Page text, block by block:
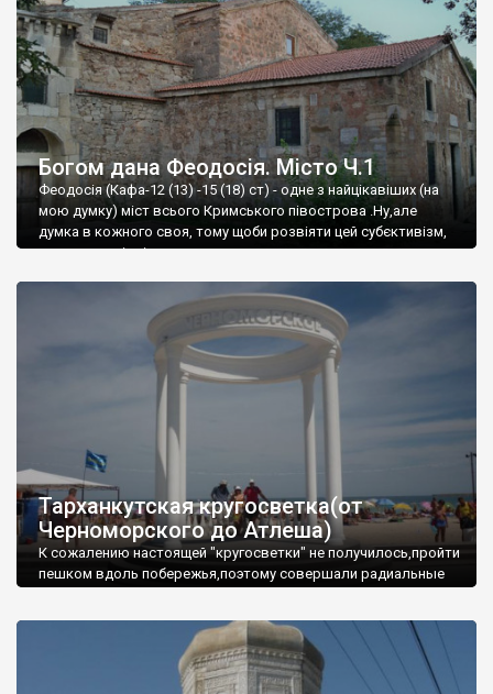
Богом дана Феодосія. Місто Ч.1
Феодосія (Кафа-12 (13) -15 (18) ст) - одне з найцікавіших (на
мою думку) міст всього Кримського півострова .Ну,але
думка в кожного своя, тому щоби розвіяти цей субєктивізм,
запрошую відвідати це
Тарханкутская кругосветка(от
Черноморского до Атлеша)
К сожалению настоящей "кругосветки" не получилось,пройти
пешком вдоль побережья,поэтому совершали радиальные